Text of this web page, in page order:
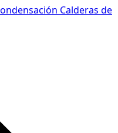
Calderas de